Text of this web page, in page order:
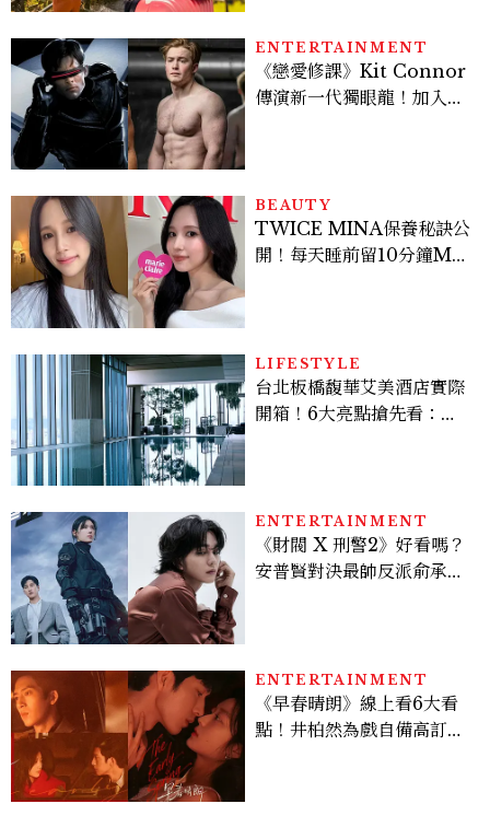
ENTERTAINMENT
《戀愛修課》Kit Connor
傳演新一代獨眼龍！加入新
BEAUTY
TWICE MINA保養秘訣公
開！每天睡前留10分鐘ME
LIFESTYLE
台北板橋馥華艾美酒店實際
開箱！6大亮點搶先看：新
ENTERTAINMENT
《財閥 X 刑警2》好看嗎？
安普賢對決最帥反派俞承
多大？
ENTERTAINMENT
《早春晴朗》線上看6大看
點！井柏然為戲自備高訂，